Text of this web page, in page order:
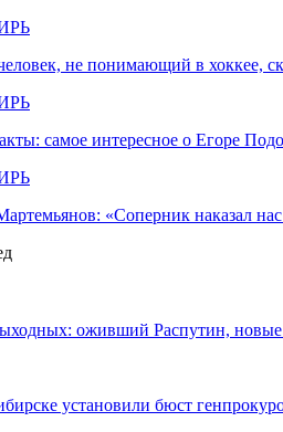
не понимающий в хоккее,
самое интересное о Егоре
«Соперник наказал
оживший Распутин, новые
установили бюст